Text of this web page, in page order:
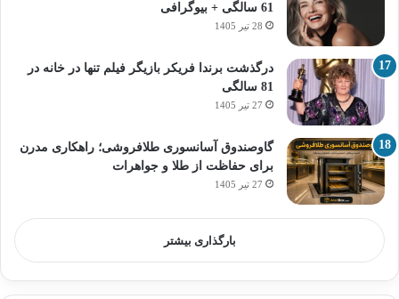
61 سالگی + بیوگرافی
28 تیر 1405
درگذشت برندا فریکر بازیگر فیلم تنها در خانه در
81 سالگی
27 تیر 1405
گاوصندوق آسانسوری طلافروشی؛ راهکاری مدرن
برای حفاظت از طلا و جواهرات
27 تیر 1405
بارگذاری بیشتر